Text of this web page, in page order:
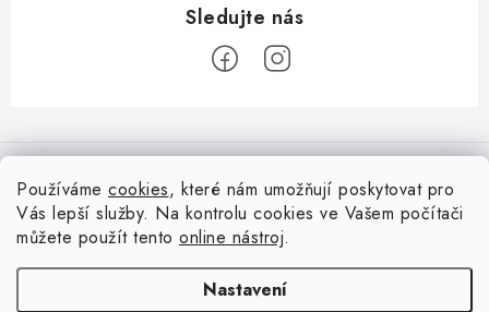
Používáme cookies, které nám umožňují poskytovat pro
Vás lepší služby. Na kontrolu cookies ve Vašem počítači
můžete použít tento online nástroj.
Nastavení
á
Doprava
Nepřehlédněte
Blog s nápady a návody